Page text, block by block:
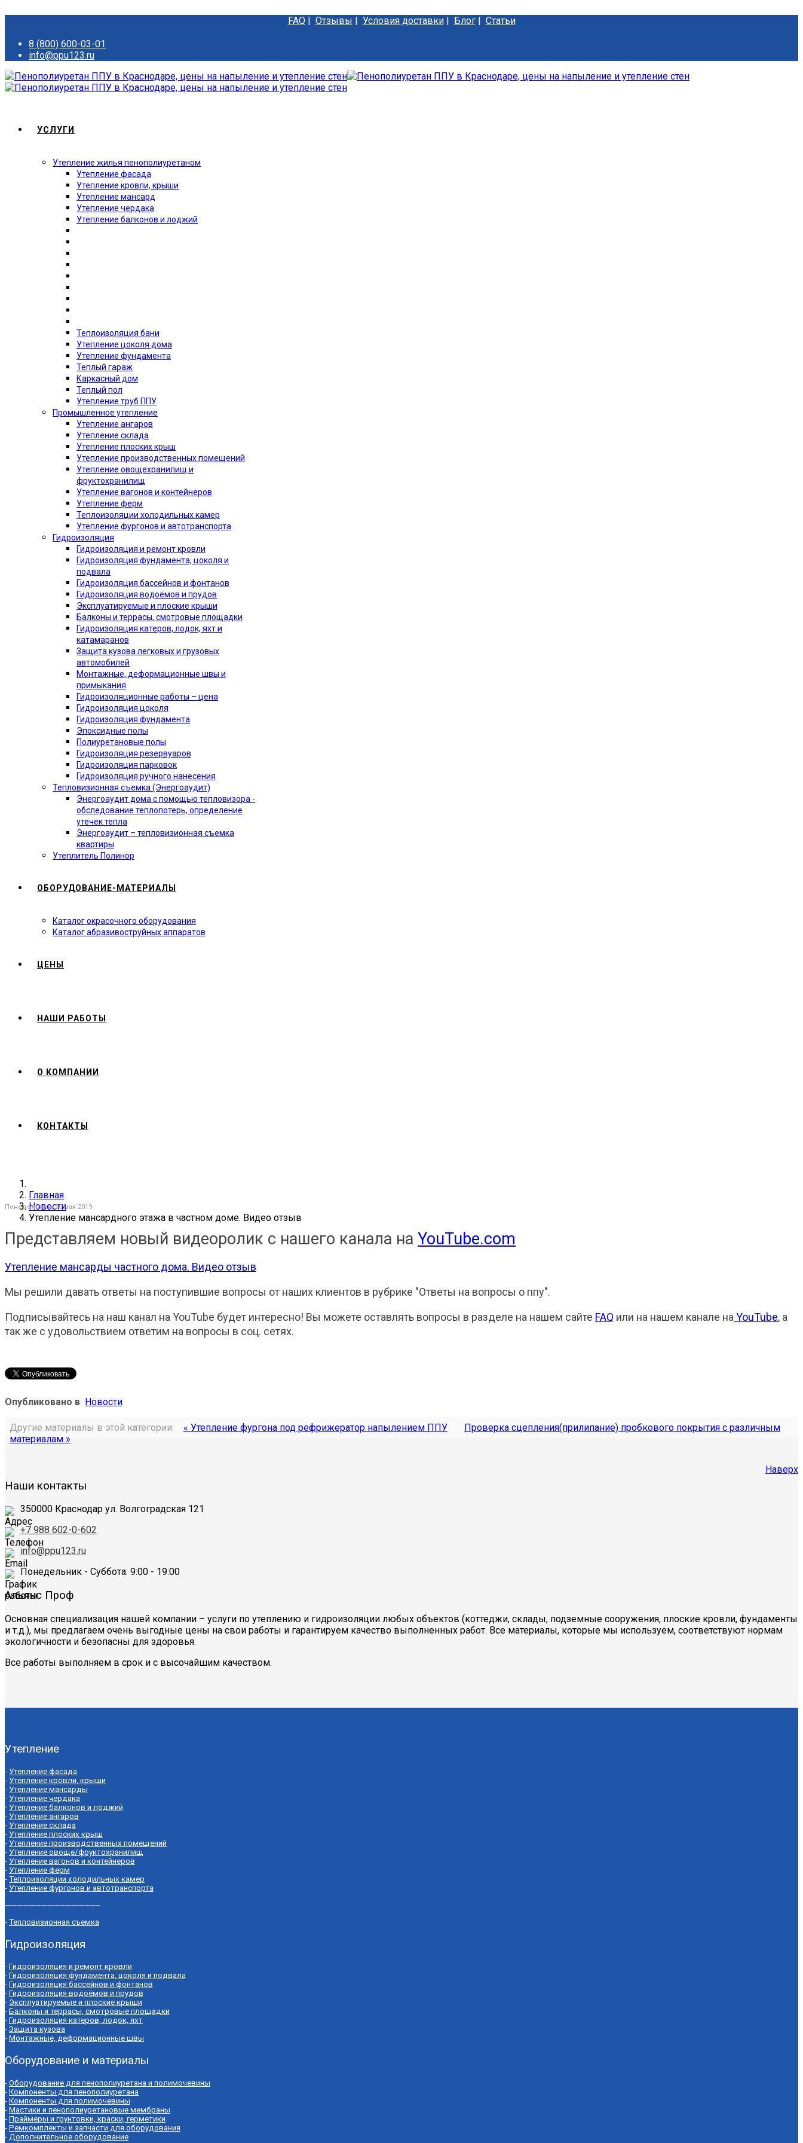
FAQ| Отзывы | Условия доставки| Блог| Статьи
8 (800) 600-03-01
info@ppu123.ru
УСЛУГИ
Утепление жилья пенополиуретаном
Утепление фасада
Утепление кровли, крыши
Утепление мансард
Утепление чердака
Утепление балконов и лоджий
Теплоизоляция бани
Утепление цоколя дома
Утепление фундамента
Теплый гараж
Каркасный дом
Теплый пол
Утепление труб ППУ
Промышленное утепление
Утепление ангаров
Утепление склада
Утепление плоских крыш
Утепление производственных помещений
Утепление овощехранилищ и
фруктохранилищ
Утепление вагонов и контейнеров
Утепление ферм
Теплоизоляции холодильных камер
Утепление фургонов и автотранспорта
Гидроизоляция
Гидроизоляция и ремонт кровли
Гидроизоляция фундамента, цоколя и
подвала
Гидроизоляция бассейнов и фонтанов
Гидроизоляция водоёмов и прудов
Эксплуатируемые и плоские крыши
Балконы и террасы, смотровые площадки
Гидроизоляция катеров, лодок, яхт и
катамаранов
Защита кузова легковых и грузовых
автомобилей
Монтажные, деформационные швы и
примыкания
Гидроизоляционные работы – цена
Гидроизоляция цоколя
Гидроизоляция фундамента
Эпоксидные полы
Полиуретановые полы
Гидроизоляция резервуаров
Гидроизоляция парковок
Гидроизоляция ручного нанесения
Тепловизионная съемка (Энергоаудит)
Энергоаудит дома с помощью тепловизора -
обследование теплопотерь, определение
утечек тепла
Энергоаудит – тепловизионная съемка
квартиры
Утеплитель Полинор
ОБОРУДОВАНИЕ-МАТЕРИАЛЫ
Каталог окрасочного оборудования
Каталог абразивоструйных аппаратов
ЦЕНЫ
НАШИ РАБОТЫ
О КОМПАНИИ
КОНТАКТЫ
Главная
Новости
Утепление мансардного этажа в частном доме. Видео отзыв
Понедельник, 20 мая 2019
Представляем новый видеоролик с нашего канала на YouTube.com
Утепление мансарды частного дома. Видео отзыв
Мы решили давать ответы на поступившие вопросы от наших клиентов в рубрике "Ответы на вопросы о ппу".
Подписывайтесь на наш канал на YouTube будет интересно! Вы можете оставлять вопросы в разделе на нашем сайте FAQ или на нашем канале на YouTube, а
так же с удовольствием ответим на вопросы в соц. сетях.
Опубликовано в Новости
Другие материалы в этой категории: « Утепление фургона под рефрижератор напылением ППУ
Проверка сцепления(прилипание) пробкового покрытия с различным
материалам »
Наверх
Наши контакты
350000 Краснодар ул. Волгоградская 121
+7 988 602-0-602
info@ppu123.ru
Понедельник - Суббота: 9:00 - 19:00
Альянс Проф
Основная специализация нашей компании – услуги по утеплению и гидроизоляции любых объектов (коттеджи, склады, подземные сооружения, плоские кровли, фундаменты
и т.д.), мы предлагаем очень выгодные цены на свои работы и гарантируем качество выполненных работ. Все материалы, которые мы используем, соответствуют нормам
экологичности и безопасны для здоровья.
Все работы выполняем в срок и с высочайшим качеством.
Утепление
- Утепление фасада
- Утепление кровли, крыши
- Утепление мансарды
- Утепление чердака
- Утепление балконов и лоджий
- Утепление ангаров
- Утепление склада
- Утепление плоских крыш
- Утепление производственных помещений
- Утепление овоще/фруктохранилищ
- Утепление вагонов и контейнеров
- Утепление ферм
- Теплоизоляции холодильных камер
- Утепление фургонов и автотранспорта
----------------------------------------
- Тепловизионная съемка
Гидроизоляция
- Гидроизоляция и ремонт кровли
- Гидроизоляция фундамента, цоколя и подвала
- Гидроизоляция бассейнов и фонтанов
- Гидроизоляция водоёмов и прудов
- Эксплуатируемые и плоские крыши
- Балконы и террасы, смотровые площадки
- Гидроизоляция катеров, лодок, яхт
- Защита кузова
- Монтажные, деформационные швы
Оборудование и материалы
- Оборудование для пенополиуретана и полимочевины
- Компоненты для пенополиуретана
- Компоненты для полимочевины
- Мастики и пенополиуретановые мембраны
- Праймеры и грунтовки, краски, герметики
- Ремкомплекты и запчасти для оборудования
- Дополнительное оборудование